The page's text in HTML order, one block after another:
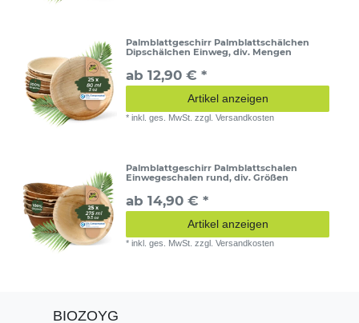
Palmblattgeschirr Palmblattschälchen
Dipschälchen Einweg, div. Mengen
ab 12,90 € *
Artikel anzeigen
*inkl. ges. MwSt. zzgl.Versandkosten
Palmblattgeschirr Palmblattschalen
Einwegeschalen rund, div. Größen
ab 14,90 € *
Artikel anzeigen
*inkl. ges. MwSt. zzgl.Versandkosten
BIOZOYG